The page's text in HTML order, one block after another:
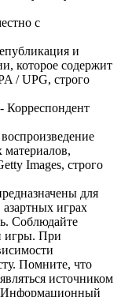
с
и
которое содержит
/ UPG, строго
Корреспондент
Images, строго
для
играх
Соблюдайте
игры. При
Помните, что
источником
Информационный